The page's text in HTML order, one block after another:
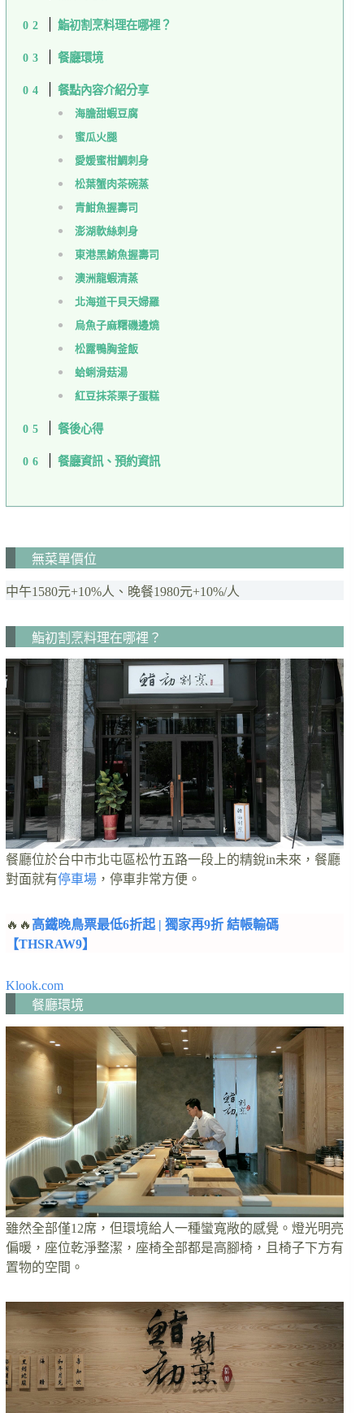
鮨初割烹料理在哪裡？
餐廳環境
餐點內容介紹分享
海膽甜蝦豆腐
蜜瓜火腿
愛媛蜜柑鯛刺身
松葉蟹肉茶碗蒸
青魽魚握壽司
澎湖軟絲刺身
東港黑鮪魚握壽司
澳洲龍蝦清蒸
北海道干貝天婦羅
烏魚子麻糬磯邊燒
松露鴨胸釜飯
蛤蜊滑菇湯
紅豆抹茶栗子蛋糕
餐後心得
餐廳資訊、預約資訊
無菜單價位
中午1580元+10%人、晚餐1980元+10%/人
鮨初割烹料理在哪裡？
餐廳位於台中市北屯區松竹五路一段上的精銳in未來，餐廳
對面就有停車場 ，停車非常方便。
🔥🔥 高鐵晚鳥票最低6折起 | 獨家再9折 結帳輸碼
【THSRAW9】
Klook.com
餐廳環境
雖然全部僅12席，但環境給人一種蠻寬敞的感覺。燈光明亮
偏暖，座位乾淨整潔，座椅全部都是高腳椅，且椅子下方有
置物的空間。